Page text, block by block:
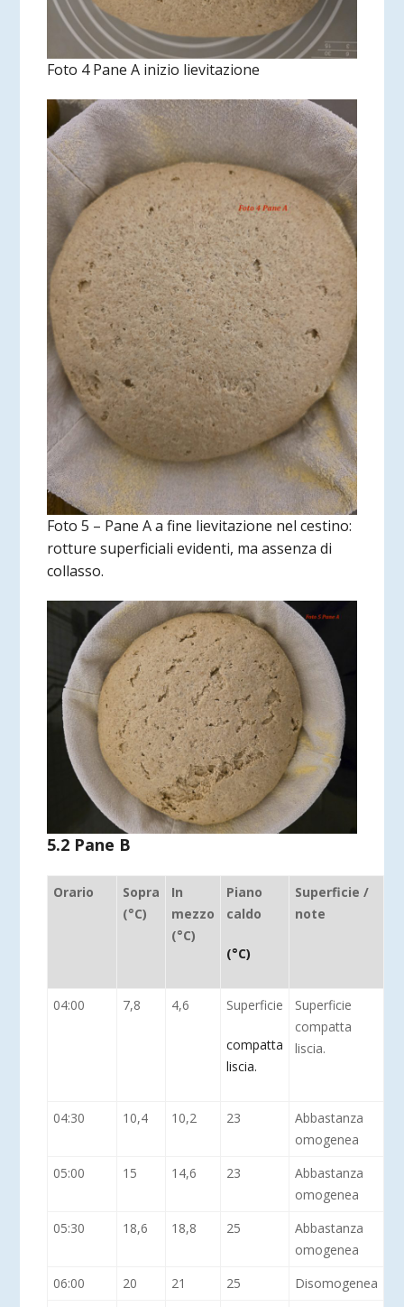
Foto 4 Pane A inizio lievitazione
Foto 5 – Pane A a fine lievitazione nel cestino:
rotture superficiali evidenti, ma assenza di
collasso.
5.2 Pane B
Orario
Sopra
(°C)
In
mezzo
(°C)
Piano
caldo
(°C)
Superficie /
note
04:00 7,8 4,6 Superficie
compatta
liscia.
Superficie
compatta
liscia.
04:30 10,4 10,2 23
Abbastanza
omogenea
05:00
15 14,6 23
Abbastanza
omogenea
05:30
18,6 18,8 25
Abbastanza
omogenea
06:00
20 21 25
Disomogenea